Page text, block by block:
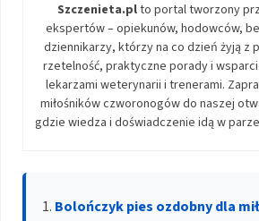
Szczenieta.plto portal tworzony
ekspertów – opiekunów, hodowców,
dziennikarzy, którzy na co dzień żyją z
rzetelność, praktyczne porady i
lekarzami weterynarii i trenerami.
miłośników czworonogów do naszej
gdzie wiedza i doświadczenie idą w
Bolończyk pies ozdobny dla